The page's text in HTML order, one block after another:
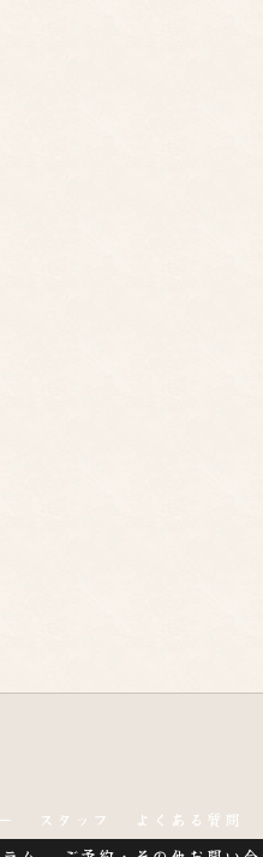
スタッフ よくある質問